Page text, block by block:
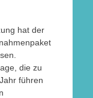
hat der
die zu
führen